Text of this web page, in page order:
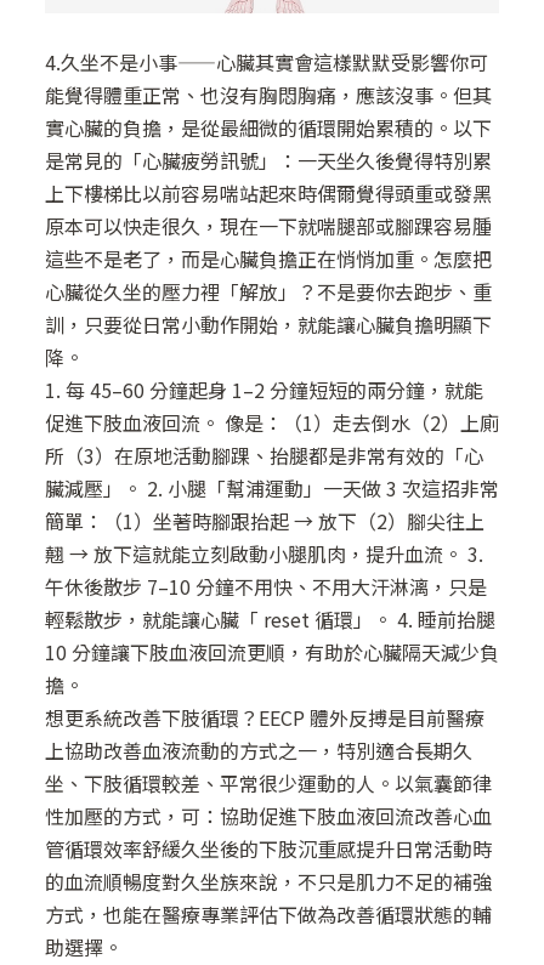
4.久坐不是小事——心臟其實會這樣默默受影響你可
能覺得體重正常、也沒有胸悶胸痛，應該沒事。但其
實心臟的負擔，是從最細微的循環開始累積的。以下
是常見的「心臟疲勞訊號」：一天坐久後覺得特別累
上下樓梯比以前容易喘站起來時偶爾覺得頭重或發黑
原本可以快走很久，現在一下就喘腿部或腳踝容易腫
這些不是老了，而是心臟負擔正在悄悄加重。怎麼把
心臟從久坐的壓力裡「解放」？不是要你去跑步、重
訓，只要從日常小動作開始，就能讓心臟負擔明顯下
降。
1. 每 45–60 分鐘起身 1–2 分鐘短短的兩分鐘，就能
促進下肢血液回流。 像是：（1）走去倒水（2）上廁
所（3）在原地活動腳踝、抬腿都是非常有效的「心
臟減壓」。 2. 小腿「幫浦運動」一天做 3 次這招非常
簡單：（1）坐著時腳跟抬起 → 放下（2）腳尖往上
翹 → 放下這就能立刻啟動小腿肌肉，提升血流。 3.
午休後散步 7–10 分鐘不用快、不用大汗淋漓，只是
輕鬆散步，就能讓心臟「 reset 循環」。 4. 睡前抬腿
10 分鐘讓下肢血液回流更順，有助於心臟隔天減少負
擔。
想更系統改善下肢循環？EECP 體外反搏是目前醫療
上協助改善血液流動的方式之一，特別適合長期久
坐、下肢循環較差、平常很少運動的人。以氣囊節律
性加壓的方式，可：協助促進下肢血液回流改善心血
管循環效率舒緩久坐後的下肢沉重感提升日常活動時
的血流順暢度對久坐族來說，不只是肌力不足的補強
方式，也能在醫療專業評估下做為改善循環狀態的輔
助選擇。